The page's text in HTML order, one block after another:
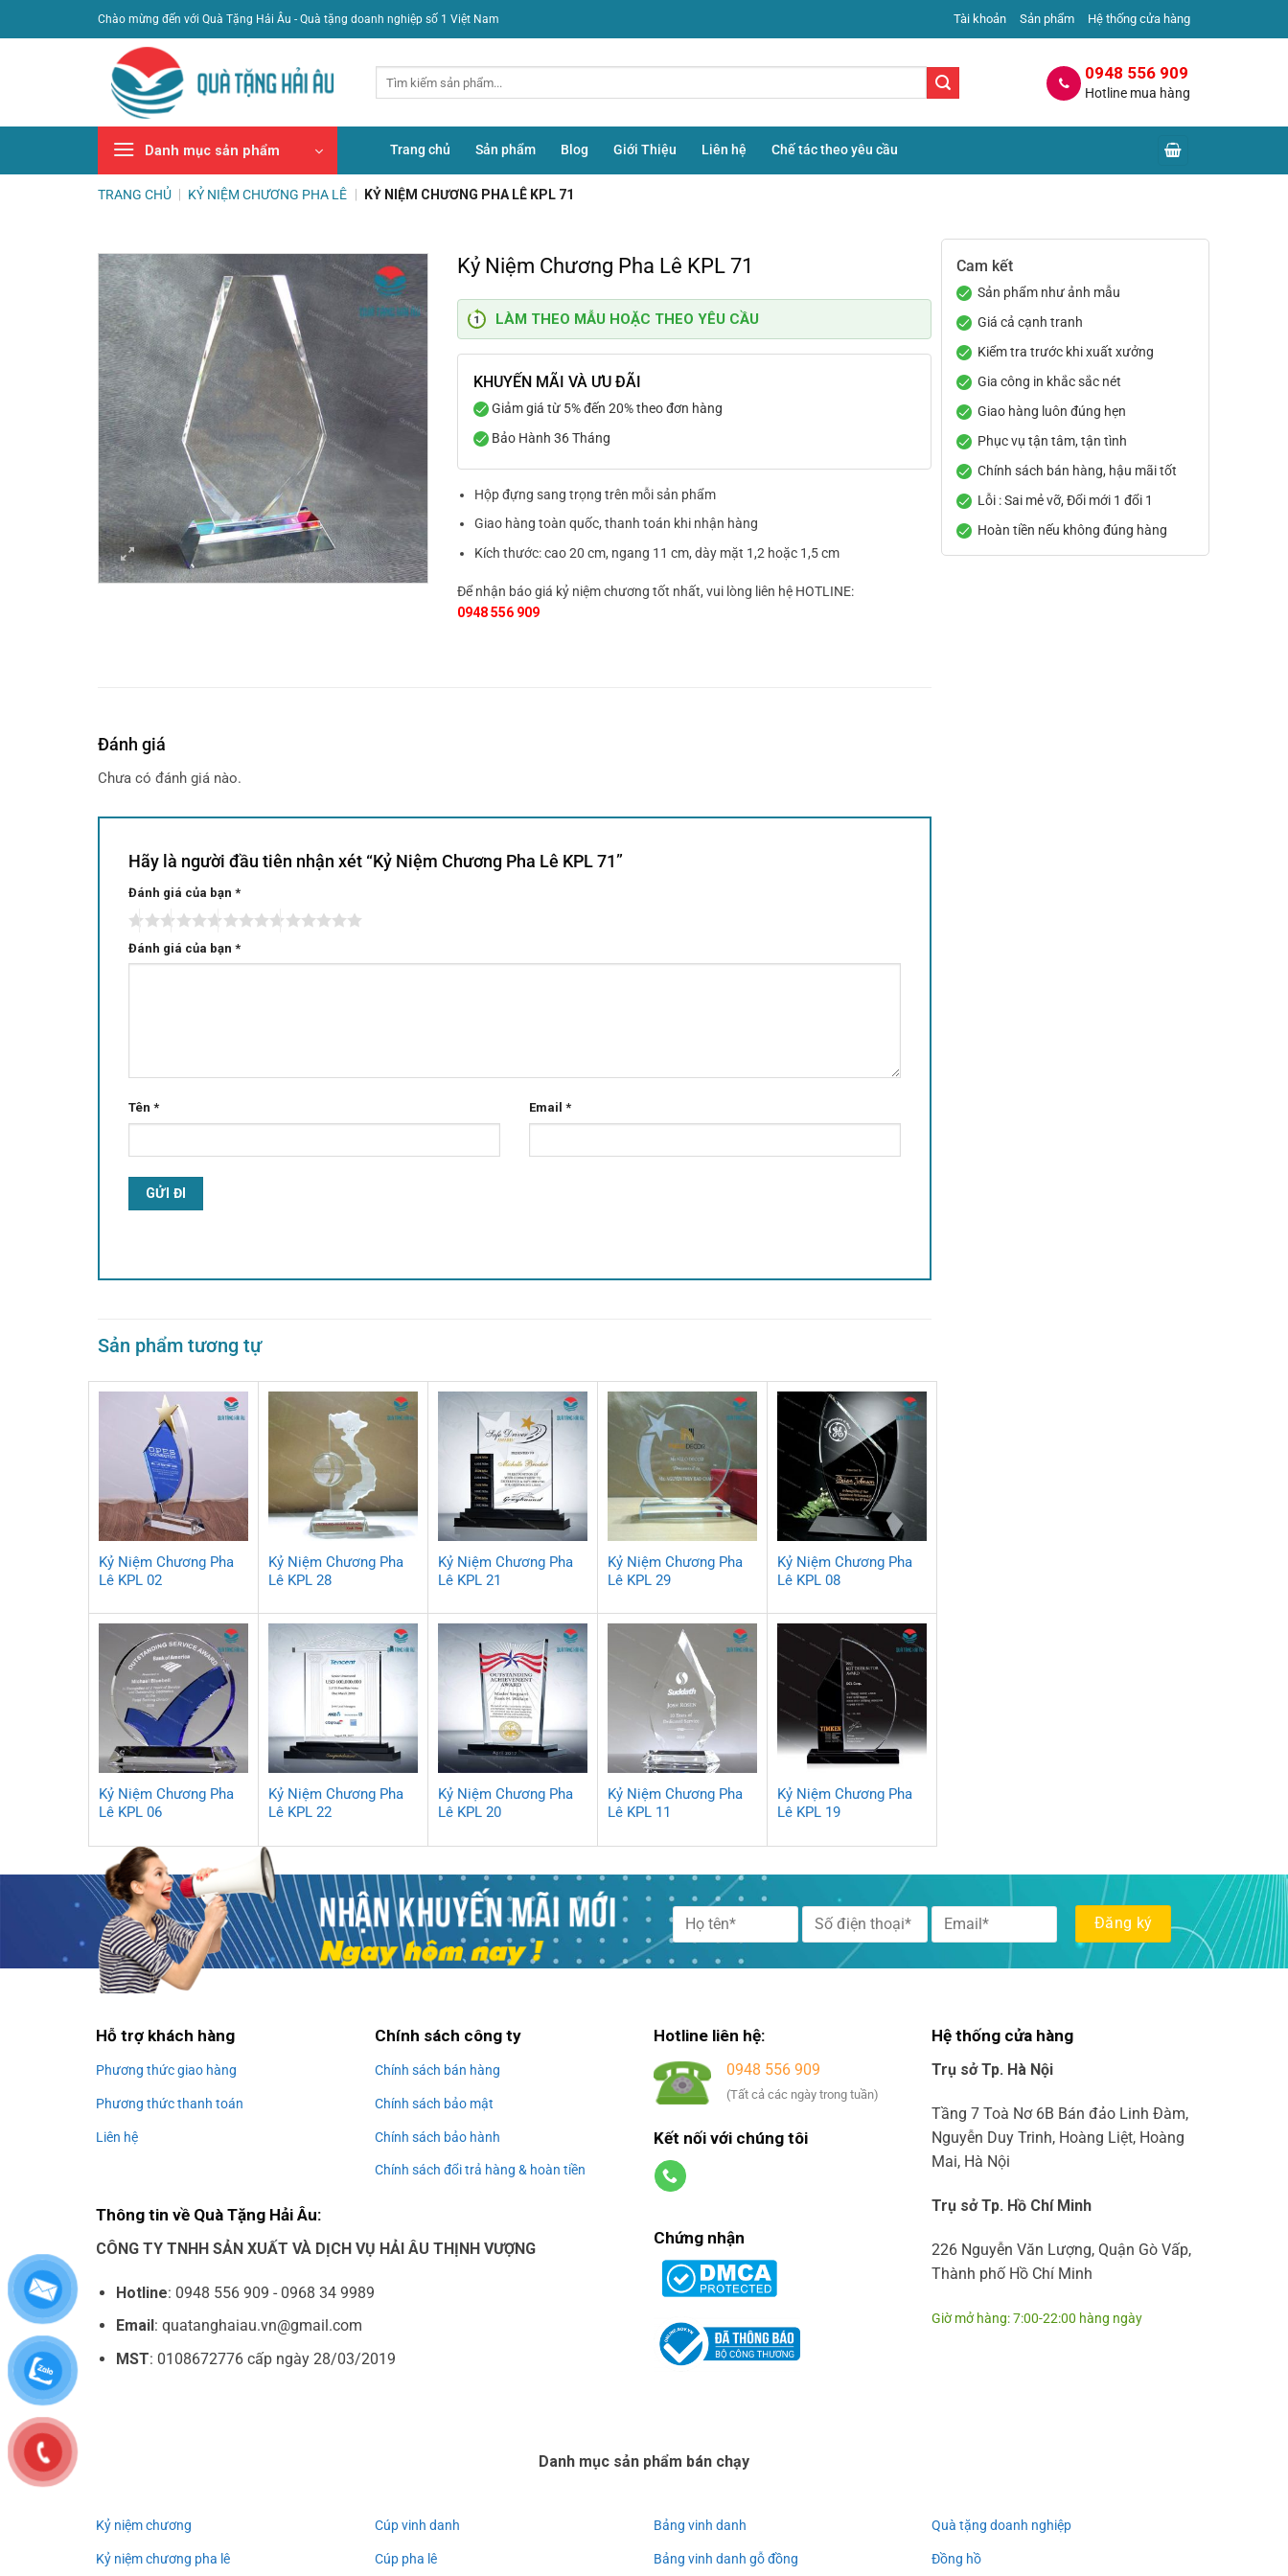
qua
Chào mừng đến với Quà Tặng Hải Âu - Quà tặng doanh nghiệp số 1 Việt Nam Tài khoản Sản phẩm Hệ thống cửa hàng
0948 556 909
Hotline mua hàng
Danh mục sản phẩm Trang chủ Sản phẩm Blog Giới Thiệu Liên hệ Chế tác theo yêu cầu
TRANG CHỦ KỶ NIỆM CHƯƠNG PHA LÊ KỶ NIỆM CHƯƠNG PHA LÊ KPL 71
Cam kết
Sản phẩm như ảnh mẫu
Giá cả cạnh tranh
Kiểm tra trước khi xuất xưởng
Gia công in khắc sắc nét
Giao hàng luôn đúng hẹn
Phục vụ tận tâm, tận tình
Chính sách bán hàng, hậu mãi tốt
Lỗi : Sai mẻ vỡ, Đổi mới 1 đổi 1
Hoàn tiền nếu không đúng hàng
Kỷ Niệm Chương Pha Lê KPL 71
LÀM THEO MẪU HOẶC THEO YÊU CẦU
KHUYẾN MÃI VÀ ƯU ĐÃI
Giảm giá từ 5% đến 20% theo đơn hàng
Bảo Hành 36 Tháng
Hộp đựng sang trọng trên mỗi sản phẩm
Giao hàng toàn quốc, thanh toán khi nhận hàng
Kích thước: cao 20 cm, ngang 11 cm, dày mặt 1,2 hoặc 1,5 cm
Để nhận báo giá kỷ niệm chương tốt nhất, vui lòng liên hệ HOTLINE:
0948 556 909
Đánh giá
Chưa có đánh giá nào.
Hãy là người đầu tiên nhận xét “Kỷ Niệm Chương Pha Lê KPL 71”
Đánh giá của bạn *
Đánh giá của bạn *
Tên * Email *
Alternative:
Sản phẩm tương tự
Kỷ Niệm Chương Pha
Lê KPL 02
Kỷ Niệm Chương Pha
Lê KPL 28
Kỷ Niệm Chương Pha
Lê KPL 21
Kỷ Niệm Chương Pha
Lê KPL 29
Kỷ Niệm Chương Pha
Lê KPL 08
Kỷ Niệm Chương Pha
Lê KPL 06
Kỷ Niệm Chương Pha
Lê KPL 22
Kỷ Niệm Chương Pha
Lê KPL 20
Kỷ Niệm Chương Pha
Lê KPL 11
Kỷ Niệm Chương Pha
Lê KPL 19
Alternative:
Hỗ trợ khách hàng
Phương thức giao hàng
Phương thức thanh toán
Liên hệ
Chính sách công ty
Chính sách bán hàng
Chính sách bảo mật
Chính sách bảo hành
Chính sách đổi trả hàng & hoàn tiền
Thông tin về Quà Tặng Hải Âu:
CÔNG TY TNHH SẢN XUẤT VÀ DỊCH VỤ HẢI ÂU THỊNH VƯỢNG
Hotline: 0948 556 909 - 0968 34 9989
Email : quatanghaiau.vn@gmail.com
MST: 0108672776 cấp ngày 28/03/2019
Hotline liên hệ:
0948 556 909
(Tất cả các ngày trong tuần)
Kết nối với chúng tôi
Chứng nhận
Hệ thống cửa hàng
Trụ sở Tp. Hà Nội
Tầng 7 Toà Nơ 6B Bán đảo Linh Đàm,
Nguyễn Duy Trinh, Hoàng Liệt, Hoàng
Mai, Hà Nội
Trụ sở Tp. Hồ Chí Minh
226 Nguyễn Văn Lượng, Quận Gò Vấp,
Thành phố Hồ Chí Minh
Giờ mở hàng: 7:00-22:00 hàng ngày
Danh mục sản phẩm bán chạy
Kỷ niệm chương
Kỷ niệm chương pha lê
Cúp vinh danh
Cúp pha lê
Bảng vinh danh
Bảng vinh danh gỗ đồng
Quà tặng doanh nghiệp
Đồng hồ